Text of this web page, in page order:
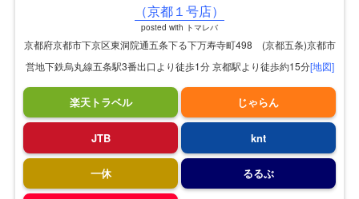
（京都１号店）
posted with トマレバ
京都府京都市下京区東洞院通五条下る下万寿寺町498 (京都五条)京都市
営地下鉄烏丸線五条駅3番出口より徒歩1分 京都駅より徒歩約15分[地図]
楽天トラベル じゃらん
JTB knt
一休 るるぶ